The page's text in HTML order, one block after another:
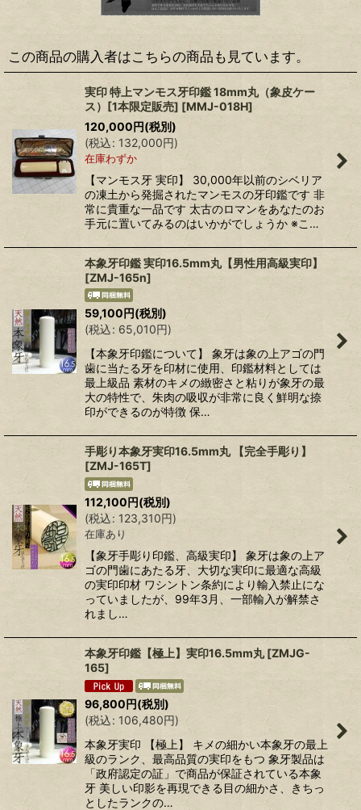
この商品の購入者はこちらの商品も見ています。
実印 特上マンモス牙印鑑 18mm丸（象皮ケー
ス）[1本限定販売] [MMJ-018H]
120,000円(税別)
(税込: 132,000円)
在庫わずか
【マンモス牙 実印】 30,000年以前のシベリア
の凍土から発掘されたマンモスの牙印鑑です 非
常に貴重な一品です 太古のロマンをあなたのお
手元に置いてみるのはいかがでしょうか ※こ…
本象牙印鑑 実印16.5mm丸【男性用高級実印】
[ZMJ-165n]
59,100円(税別)
(税込: 65,010円)
【本象牙印鑑について】 象牙は象の上アゴの門
歯に当たる牙を印材に使用、印鑑材料としては
最上級品 素材のキメの緻密さと粘りが象牙の最
大の特性で、朱肉の吸収が非常に良く鮮明な捺
印ができるのが特徴 保…
手彫り本象牙実印16.5mm丸 【完全手彫り】
[ZMJ-165T]
112,100円(税別)
(税込: 123,310円)
在庫あり
【象牙手彫り印鑑、高級実印】 象牙は象の上ア
ゴの門歯にあたる牙、大切な実印に最適な高級
の実印印材 ワシントン条約により輸入禁止にな
っていましたが、99年3月、一部輸入が解禁さ
れまし…
本象牙印鑑【極上】実印16.5mm丸 [ZMJG-
165]
96,800円(税別)
(税込: 106,480円)
本象牙実印 【極上】 キメの細かい本象牙の最上
級のランク、最高品質の実印をもつ 象牙製品は
「政府認定の証」で商品が保証されている本象
牙 美しい印影を再現できる目の細かさ、きちっ
としたランクの…